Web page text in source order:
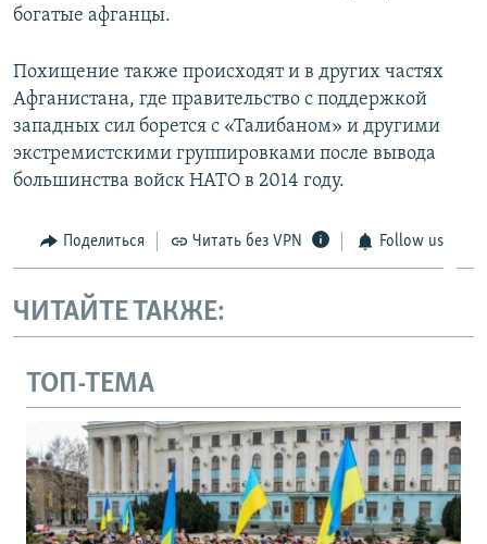
богатые афганцы.
Похищение также происходят и в других частях
Афганистана, где правительство с поддержкой
западных сил борется с «Талибаном» и другими
экстремистскими группировками после вывода
большинства войск НАТО в 2014 году.
Поделиться Читать без VPN Follow us
ЧИТАЙТЕ ТАКЖЕ:
ТОП-ТЕМА